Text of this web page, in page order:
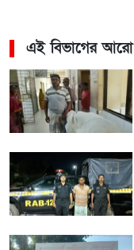
এই বিভাগের আরো